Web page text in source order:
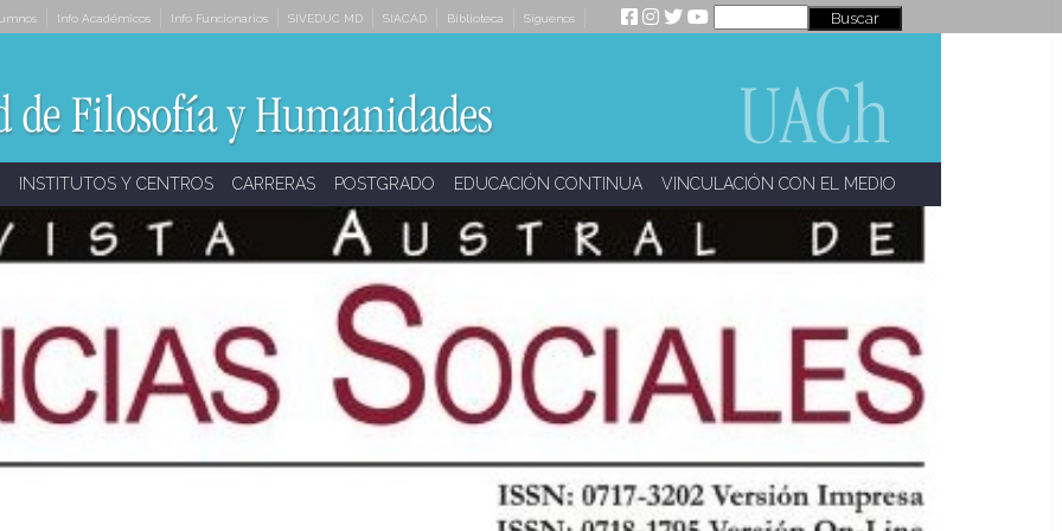
Info Académicos Info Funcionarios SIVEDUC MD SIACAD Biblioteca Síguenos
INSTITUTOS Y CENTROS CARRERAS POSTGRADO EDUCACIÓN CONTINUA VINCULACIÓN CON EL MEDIO